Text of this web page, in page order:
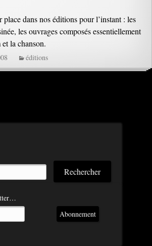
dans nos éditions pour l’instant : les
les ouvrages composés essentiellement
la chanson.
éditions
Abonnement